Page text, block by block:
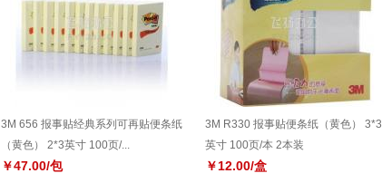
3M 656 报事贴经典系列可再贴便条纸
（黄色） 2*3英寸 100页/...
￥47.00/包
3M R330 报事贴便条纸（黄色） 3*3
英寸 100页/本 2本装
￥12.00/盒